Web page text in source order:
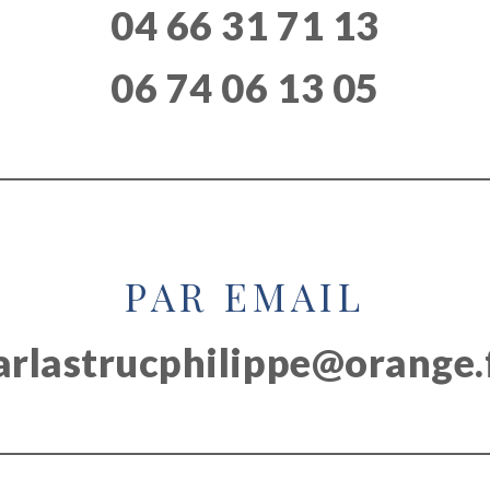
04 66 31 71 13
06 74 06 13 05
PAR EMAIL
astrucphilippe@orange